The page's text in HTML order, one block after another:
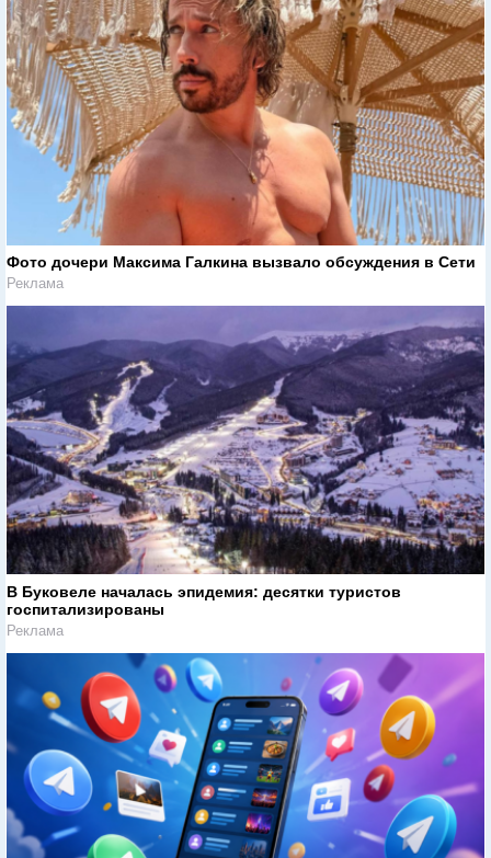
Фото дочери Максима Галкина вызвало обсуждения в Сети
Реклама
В Буковеле началась эпидемия: десятки туристов
госпитализированы
Реклама